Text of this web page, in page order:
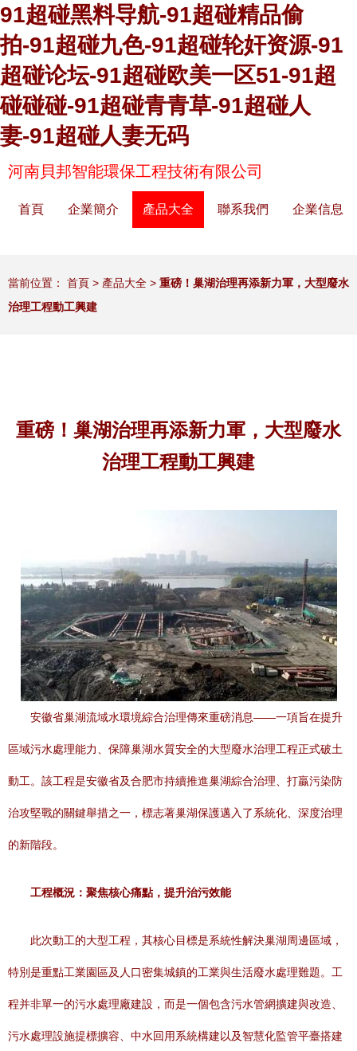
91超碰黑料导航-91超碰精品偷
拍-91超碰九色-91超碰轮奸资源-91
超碰论坛-91超碰欧美一区51-91超
碰碰碰-91超碰青青草-91超碰人
妻-91超碰人妻无码
河南貝邦智能環保工程技術有限公司
首頁 企業簡介 產品大全 聯系我們 企業信息
當前位置： 首頁 > 產品大全 > 重磅！巢湖治理再添新力軍，大型廢水
治理工程動工興建
重磅！巢湖治理再添新力軍，大型廢水
治理工程動工興建
安徽省巢湖流域水環境綜合治理傳來重磅消息——一項旨在提升
區域污水處理能力、保障巢湖水質安全的大型廢水治理工程正式破土
動工。該工程是安徽省及合肥市持續推進巢湖綜合治理、打贏污染防
治攻堅戰的關鍵舉措之一，標志著巢湖保護邁入了系統化、深度治理
的新階段。
工程概況：聚焦核心痛點，提升治污效能
此次動工的大型工程，其核心目標是系統性解決巢湖周邊區域，
特別是重點工業園區及人口密集城鎮的工業與生活廢水處理難題。工
程并非單一的污水處理廠建設，而是一個包含污水管網擴建與改造、
污水處理設施提標擴容、中水回用系統構建以及智慧化監管平臺搭建